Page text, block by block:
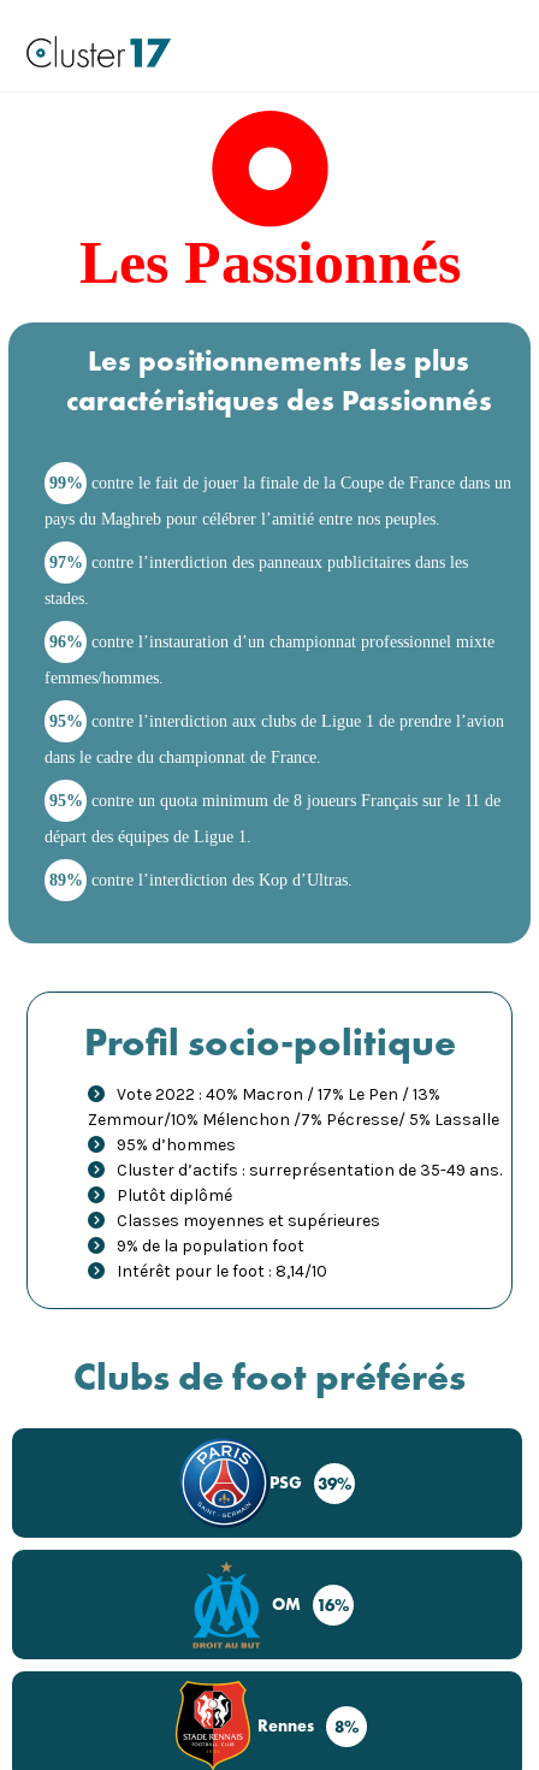
Les Passionnés
Les positionnements les plus
caractéristiques des Passionnés
99% contre le fait de jouer la finale de la Coupe de France dans un
pays du Maghreb pour célébrer l’amitié entre nos peuples.
97% contre l’interdiction des panneaux publicitaires dans les
stades.
96% contre l’instauration d’un championnat professionnel mixte
femmes/hommes.
95% contre l’interdiction aux clubs de Ligue 1 de prendre l’avion
dans le cadre du championnat de France.
95% contre un quota minimum de 8 joueurs Français sur le 11 de
départ des équipes de Ligue 1.
89% contre l’interdiction des Kop d’Ultras.
Profil socio-politique
Vote 2022 : 40% Macron / 17% Le Pen / 13%
Zemmour/10% Mélenchon /7% Pécresse/ 5% Lassalle
95% d’hommes
Cluster d’actifs : surreprésentation de 35-49 ans.
Plutôt diplômé
Classes moyennes et supérieures
9% de la population foot
Intérêt pour le foot : 8,14/10
Clubs de foot préférés
PSG 39%
OM 16%
Rennes 8%